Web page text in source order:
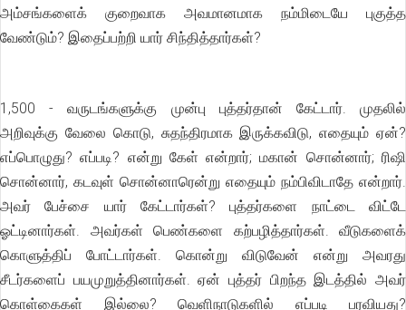
அம்சங்களைக் குறைவாக அவமானமாக நம்மிடையே புகுத்த
வேண்டும்? இதைப்பற்றி யார் சிந்தித்தார்கள்?
1,500 - வருடங்களுக்கு முன்பு புத்தர்தான் கேட்டார். முதலில்
அறிவுக்கு வேலை கொடு, சுதந்திரமாக இருக்கவிடு, எதையும் ஏன்?
எப்பொழுது? எப்படி? என்று கேள் என்றார்; மகான் சொன்னார்; ரிஷி
சொன்னார், கடவுள் சொன்னாரென்று எதையும் நம்பிவிடாதே என்றார்.
அவர் பேச்சை யார் கேட்டார்கள்? புத்தர்களை நாட்டை விட்டே
ஓட்டினார்கள். அவர்கள் பெண்களை கற்பழித்தார்கள். வீடுகளைக்
கொளுத்திப் போட்டார்கள். கொன்று விடுவேன் என்று அவரது
சீடர்களைப் பயமுறுத்தினார்கள். ஏன் புத்தர் பிறந்த இடத்தில் அவர்
கொள்கைகள் இல்லை? வெளிநாடுகளில் எப்படி பரவியது?